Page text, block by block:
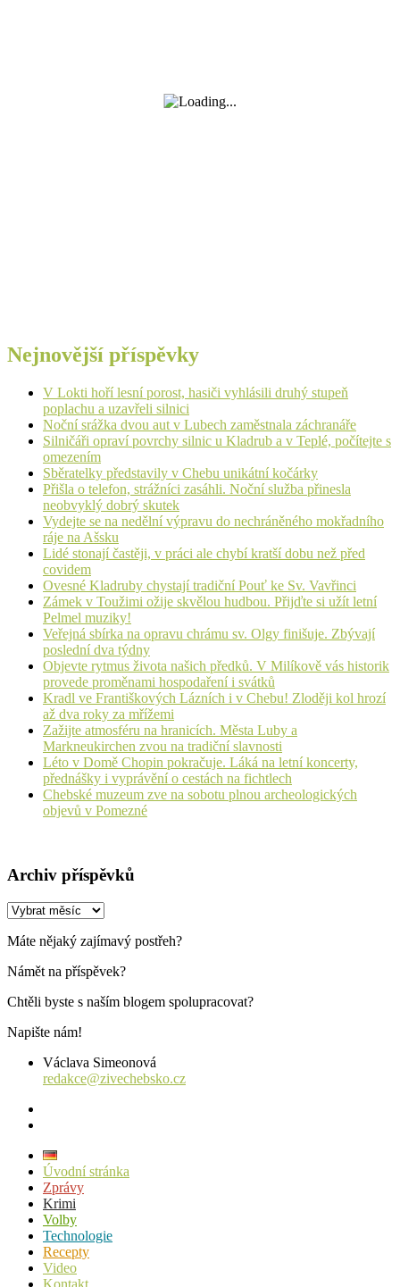
Nejnovější příspěvky
V Lokti hoří lesní porost, hasiči vyhlásili druhý stupeň
poplachu a uzavřeli silnici
Noční srážka dvou aut v Lubech zaměstnala záchranáře
Silničáři opraví povrchy silnic u Kladrub a v Teplé, počítejte s
omezením
Sběratelky představily v Chebu unikátní kočárky
Přišla o telefon, strážníci zasáhli. Noční služba přinesla
neobvyklý dobrý skutek
Vydejte se na nedělní výpravu do nechráněného mokřadního
ráje na Ašsku
Lidé stonají častěji, v práci ale chybí kratší dobu než před
covidem
Ovesné Kladruby chystají tradiční Pouť ke Sv. Vavřinci
Zámek v Toužimi ožije skvělou hudbou. Přijďte si užít letní
Pelmel muziky!
Veřejná sbírka na opravu chrámu sv. Olgy finišuje. Zbývají
poslední dva týdny
Objevte rytmus života našich předků. V Milíkově vás historik
provede proměnami hospodaření i svátků
Kradl ve Františkových Lázních i v Chebu! Zloději kol hrozí
až dva roky za mřížemi
Zažijte atmosféru na hranicích. Města Luby a
Markneukirchen zvou na tradiční slavnosti
Léto v Domě Chopin pokračuje. Láká na letní koncerty,
přednášky i vyprávění o cestách na fichtlech
Chebské muzeum zve na sobotu plnou archeologických
objevů v Pomezné
Archiv příspěvků
Archiv
Máte nějaký zajímavý postřeh?
Námět na příspěvek?
Chtěli byste s naším blogem spolupracovat?
Napište nám!
Václava Simeonová
redakce@zivechebsko.cz
Úvodní stránka
Zprávy
Krimi
Volby
Technologie
Recepty
Video
Kontakt